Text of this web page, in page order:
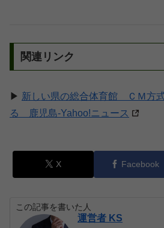
関連リンク
▶ 新しい県の総合体育館 ＣＭ方
る 鹿児島-Yahoo!ニュース
X Facebook
この記事を書いた人
運営者 KS